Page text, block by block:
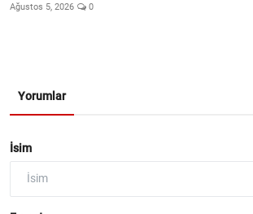
Ağustos 5, 2026 0
Yorumlar
İsim